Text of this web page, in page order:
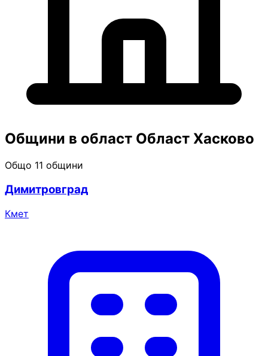
Общини в област Област Хасково
Общо 11 общини
Димитровград
Кмет